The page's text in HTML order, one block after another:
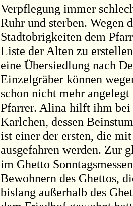
Verpflegung immer
Ruhr und sterben. Wegen
Stadtobrigkeiten dem
Liste der Alten zu
eine Übersiedlung nach
Einzelgräber können
schon nicht mehr
Pfarrer. Alina hilft ihm
Karlchen, dessen
ist einer der ersten, die
ausgefahren werden. Zur
im Ghetto
Bewohnern des Ghettos,
bislang außerhalb des